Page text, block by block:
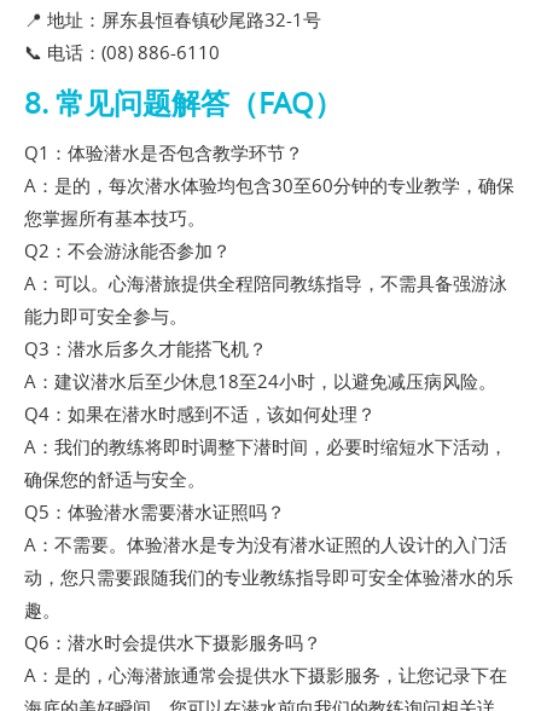
📍 地址：屏东县恒春镇砂尾路32-1号
📞 电话：(08) 886-6110
8. 常见问题解答（FAQ）
Q1：体验潜水是否包含教学环节？
A：是的，每次潜水体验均包含30至60分钟的专业教学，确保
您掌握所有基本技巧。
Q2：不会游泳能否参加？
A：可以。心海潜旅提供全程陪同教练指导，不需具备强游泳
能力即可安全参与。
Q3：潜水后多久才能搭飞机？
A：建议潜水后至少休息18至24小时，以避免减压病风险。
Q4：如果在潜水时感到不适，该如何处理？
A：我们的教练将即时调整下潜时间，必要时缩短水下活动，
确保您的舒适与安全。
Q5：体验潜水需要潜水证照吗？
A：不需要。体验潜水是专为没有潜水证照的人设计的入门活
动，您只需要跟随我们的专业教练指导即可安全体验潜水的乐
趣。
Q6：潜水时会提供水下摄影服务吗？
A：是的，心海潜旅通常会提供水下摄影服务，让您记录下在